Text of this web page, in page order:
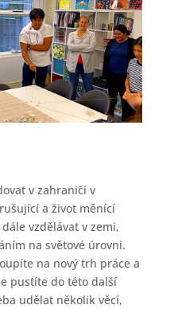
v zahraničí v
a život měnící
vzdělávat v zemi,
na světové úrovni.
na nový trh práce a
pustíte do této další
udělat několik věcí,